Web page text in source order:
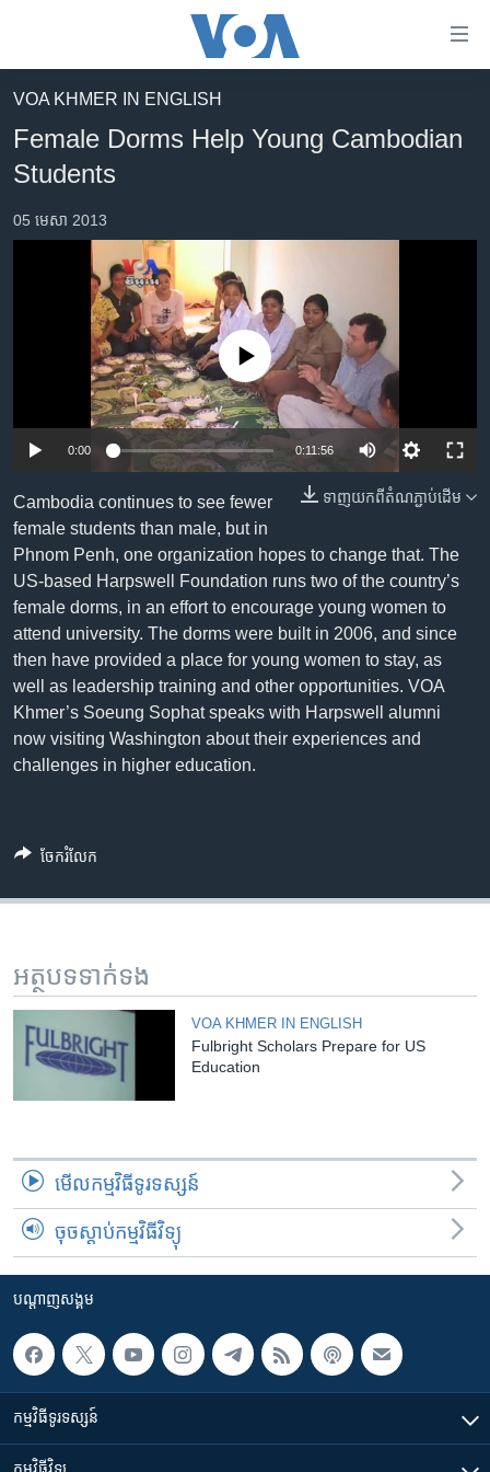
គេហទំព័រ​
រំលង​
និង​
ទៅ​​
រចនា
សម្ព័ន្ធ​
រំលង​
និង​
ចូល​
កាន់​
ស្វែង​
អន្តរជាតិ
កម្ពុជាច្នៃប្រតិដ្ឋ
ព្រឹត្តិការណ៍ព័ត៌មាន
ទូរទស្សន៍ / វីដេអូ​
វិទ្យុ / ផតខាសថ៍
កម្មវិធីទាំងអស់
Khmer English
បណ្តាញ​សង្គម
ភាសា
VOA KHMER IN ENGLISH
Female Dorms Help Young Cambodian
Students
05 មេសា 2013
No media source currently available
0:00 0:11:56
ទាញ​យក​ពី​តំណភ្ជាប់​ដើម
Cambodia continues to see fewer
female students than male, but in
Phnom Penh, one organization hopes to change that. The
US-based Harpswell Foundation runs two of the country’s
female dorms, in an effort to encourage young women to
attend university. The dorms were built in 2006, and since
then have provided a place for young women to stay, as
well as leadership training and other opportunities. VOA
Khmer’s Soeung Sophat speaks with Harpswell alumni
now visiting Washington about their experiences and
challenges in higher education.
ចែករំលែក
អត្ថបទ​ទាក់ទង
VOA KHMER IN ENGLISH
Fulbright Scholars Prepare for US
Education
មើល​កម្មវិធី​ទូរទស្សន៍
ចុចស្តាប់កម្មវិធីវិទ្យុ
បណ្តាញ​សង្គម
កម្មវិធី​ទូរទស្សន៍